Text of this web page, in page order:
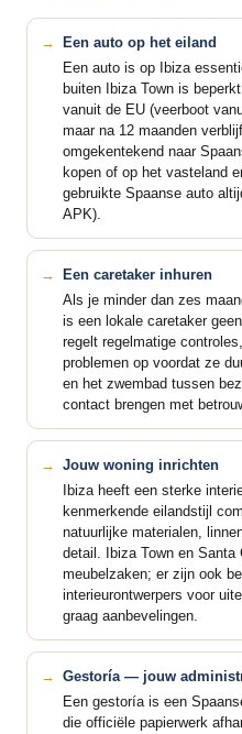
Een auto op het eiland
Een auto is op Ibiza
buiten Ibiza Town is
vanuit de EU (veerboot
maar na 12 maanden
omgekentekend naar
kopen of op het vasteland
gebruikte Spaanse auto
APK).
Een caretaker inhuren
Als je minder dan zes
is een lokale caretaker
regelt regelmatige
problemen op voordat ze
en het zwembad tussen
contact brengen met
Jouw woning inrichten
Ibiza heeft een sterke
kenmerkende eilandstijl
natuurlijke materialen,
detail. Ibiza Town en Santa
meubelzaken; er zijn ook
interieurontwerpers voor
graag aanbevelingen.
Gestoría — jouw
Een gestoría is een
die officiële papierwerk